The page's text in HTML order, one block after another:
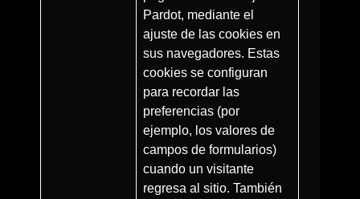
Pardot, mediante el
ajuste de las cookies en
sus navegadores. Estas
cookies se configuran
para recordar las
preferencias (por
ejemplo, los valores de
campos de formularios)
cuando un visitante
regresa al sitio. También